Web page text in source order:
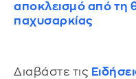
αποκλεισμό από τη
παχυσαρκίας
Διαβάστε τις